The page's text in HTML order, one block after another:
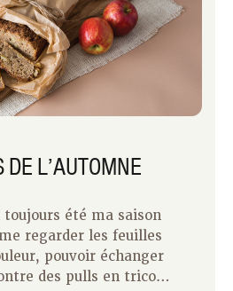
DE L’AUTOMNE
toujours été ma saison
regarder les feuilles
pouvoir échanger
des pulls en tricot